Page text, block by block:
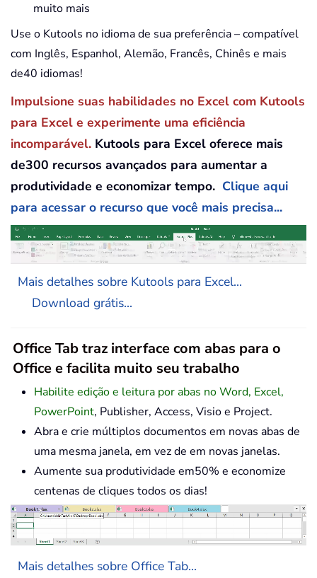
muito mais
Use o Kutools no idioma de sua preferência – compatível
com Inglês, Espanhol, Alemão, Francês, Chinês e mais
de40 idiomas!
Impulsione suas habilidades no Excel com Kutools
para Excel e experimente uma eficiência
incomparável. Kutools para Excel oferece mais
de300 recursos avançados para aumentar a
produtividade e economizar tempo. Clique aqui
para acessar o recurso que você mais precisa...
Mais detalhes sobre Kutools para Excel...
Download grátis...
Office Tab traz interface com abas para o
Office e facilita muito seu trabalho
Habilite edição e leitura por abas no Word, Excel,
PowerPoint, Publisher, Access, Visio e Project.
Abra e crie múltiplos documentos em novas abas de
uma mesma janela, em vez de em novas janelas.
Aumente sua produtividade em50% e economize
centenas de cliques todos os dias!
Mais detalhes sobre Office Tab...